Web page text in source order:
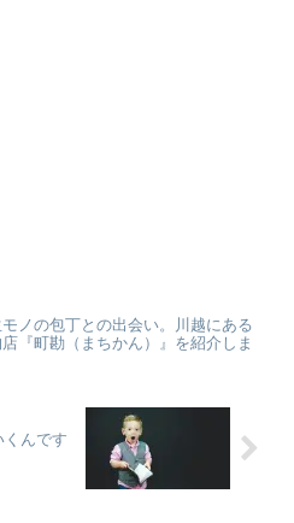
ノの包丁との出会い。川越にある
『町勘（まちかん）』を紹介しま
んです